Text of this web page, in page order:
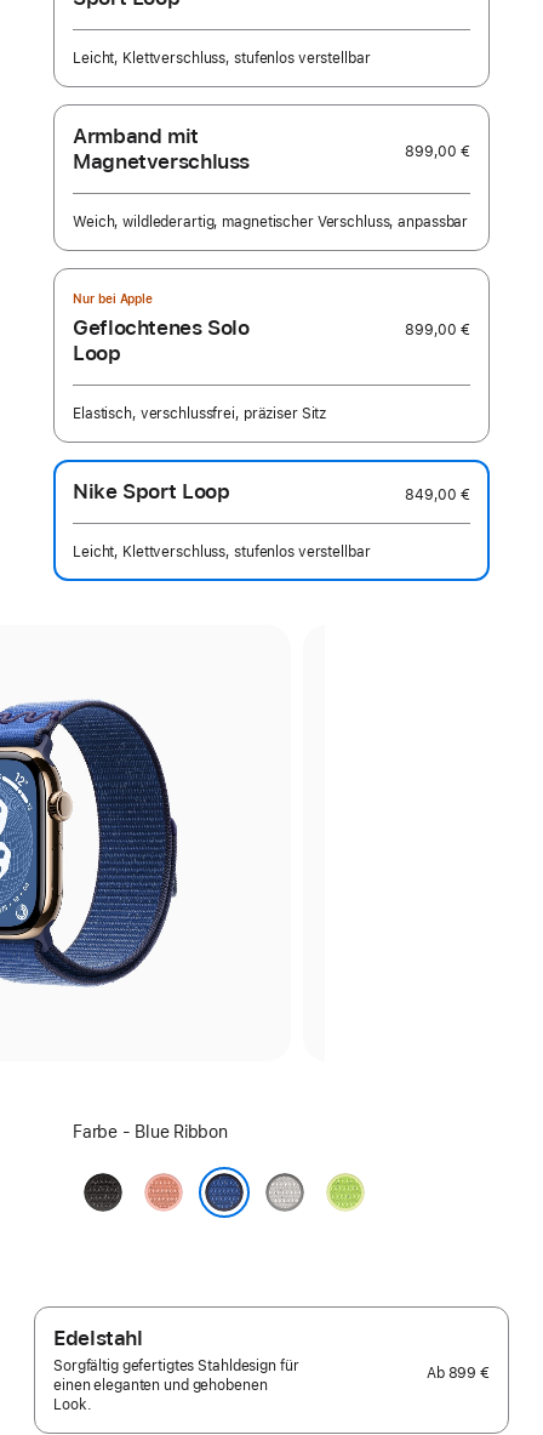
Leicht, Klettverschluss, stufenlos verstellbar
Armband mit
Magnetverschluss
899,00 €
Weich, wildlederartig, magnetischer Verschluss, anpassbar
Nur bei Apple
Geflochtenes Solo
Loop
899,00 €
Elastisch, verschlussfrei, präziser Sitz
Nike Sport Loop 849,00 €
Leicht, Klettverschluss, stufenlos verstellbar
Farbe
Farbe - Blue Ribbon
Midnight
Black
Alpenglow
Pink
Veiled
Grey
Volt
Splash
Edelstahl
Sorgfältig gefertigtes Stahldesign für
einen eleganten und gehobenen
Look.
Ab 899 €